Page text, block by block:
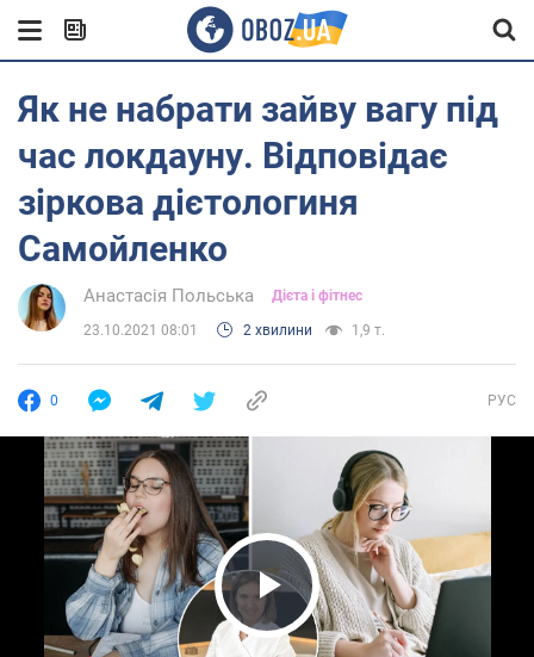
Як не набрати зайву вагу під
час локдауну. Відповідає
зіркова дієтологиня
Самойленко
Анастасія Польська Дієта і фітнес
23.10.2021 08:01 2 хвилини 1,9 т.
0 РУС
Play Video